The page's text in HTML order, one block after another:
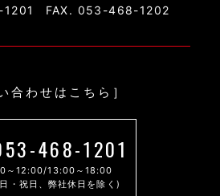
FAX. 053-468-1202
合わせはこちら］
468-1201
～12:00/13:00～18:00
・祝日、弊社休日を除く)